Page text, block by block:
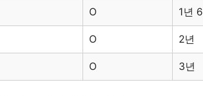
O 1년
O 2년
O 3년